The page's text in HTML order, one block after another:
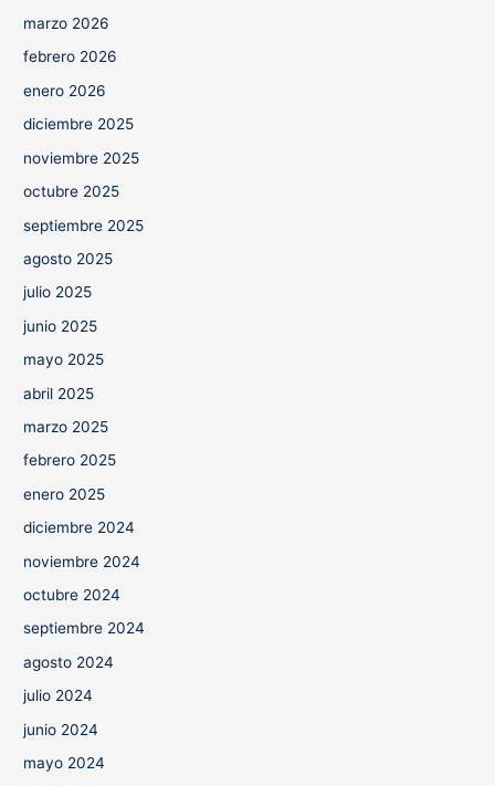
marzo 2026
febrero 2026
enero 2026
diciembre 2025
noviembre 2025
octubre 2025
septiembre 2025
agosto 2025
julio 2025
junio 2025
mayo 2025
abril 2025
marzo 2025
febrero 2025
enero 2025
diciembre 2024
noviembre 2024
octubre 2024
septiembre 2024
agosto 2024
julio 2024
junio 2024
mayo 2024